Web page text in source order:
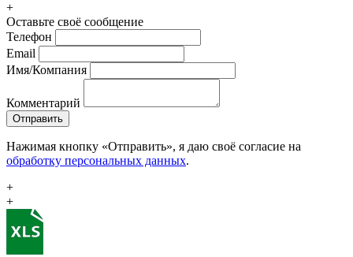
+
Оставьте своё сообщение
Телефон
Email
Имя/Компания
Комментарий
Отправить
Нажимая кнопку «Отправить», я даю своё согласие на
обработку персональных данных.
+
+